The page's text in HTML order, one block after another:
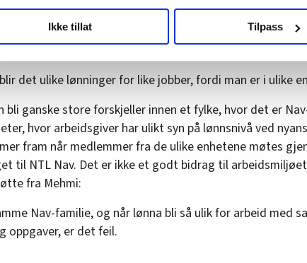
våre nettsider blir brukt slik at vi tilby relevant innhold,
Ikke tillat Tilpass
steder får alle rundt 19.000 kroner, mens en annen
opp til at man bare er sikret 9–10.000 kroner, og
det ulike lønninger for like jobber, fordi man er i ulike
bli ganske store forskjeller innen et fylke, hvor det er
hvor arbeidsgiver har ulikt syn på lønnsnivå ved
fram når medlemmer fra de ulike enhetene møtes
til NTL Nav. Det er ikke et godt bidrag til
fra Mehmi:
Nav-familie, og når lønna bli så ulik for arbeid med
oppgaver, er det feil.